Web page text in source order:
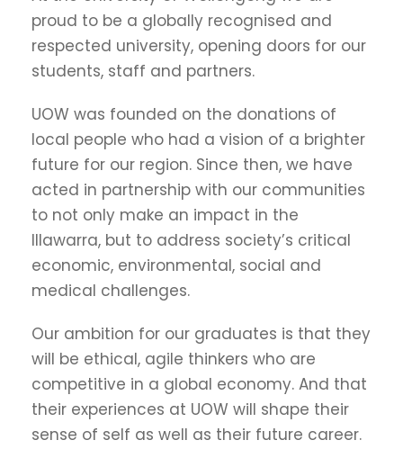
proud to be a globally recognised and
respected university, opening doors for our
students, staff and partners.
UOW was founded on the donations of
local people who had a vision of a brighter
future for our region. Since then, we have
acted in partnership with our communities
to not only make an impact in the
Illawarra, but to address society’s critical
economic, environmental, social and
medical challenges.
Our ambition for our graduates is that they
will be ethical, agile thinkers who are
competitive in a global economy. And that
their experiences at UOW will shape their
sense of self as well as their future career.